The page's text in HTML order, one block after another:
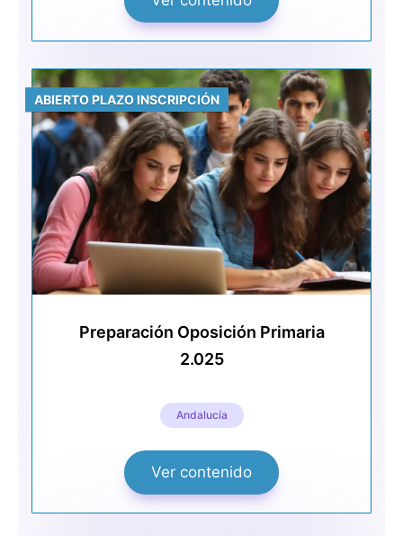
ABIERTO PLAZO INSCRIPCIÓN
Preparación Oposición Primaria
2.025
Andalucía
Ver contenido